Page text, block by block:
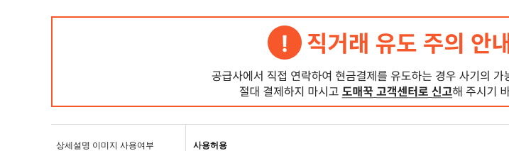
상세설명 이미지 사용여부 사용허용